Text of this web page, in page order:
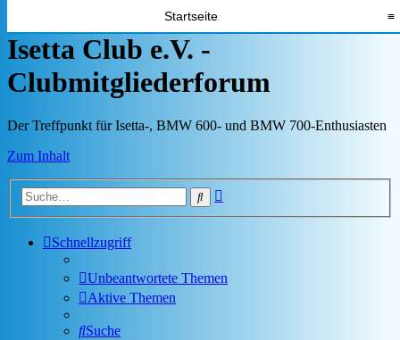
Startseite ≡
Isetta Club e.V. -
Clubmitgliederforum
Der Treffpunkt für Isetta-, BMW 600- und BMW 700-Enthusiasten
Zum Inhalt
Suche
Schnellzugriff
Unbeantwortete Themen
Aktive Themen
Suche